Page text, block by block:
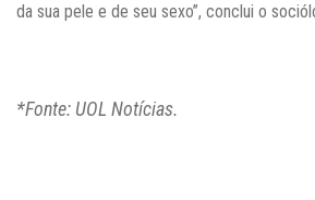
da sua pele e de seu sexo”, conclui o
*Fonte: UOL Notícias.